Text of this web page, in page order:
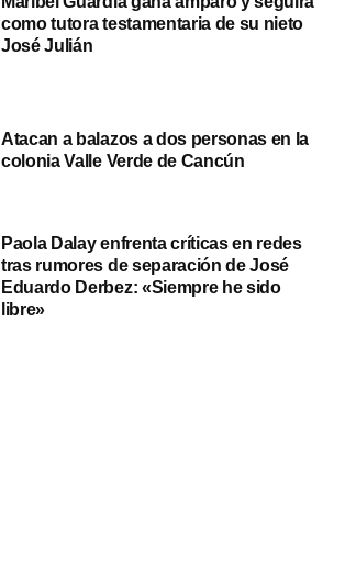
como tutora testamentaria de su nieto
José Julián
Atacan a balazos a dos personas en la
colonia Valle Verde de Cancún
Paola Dalay enfrenta críticas en redes
tras rumores de separación de José
Eduardo Derbez: «Siempre he sido
libre»